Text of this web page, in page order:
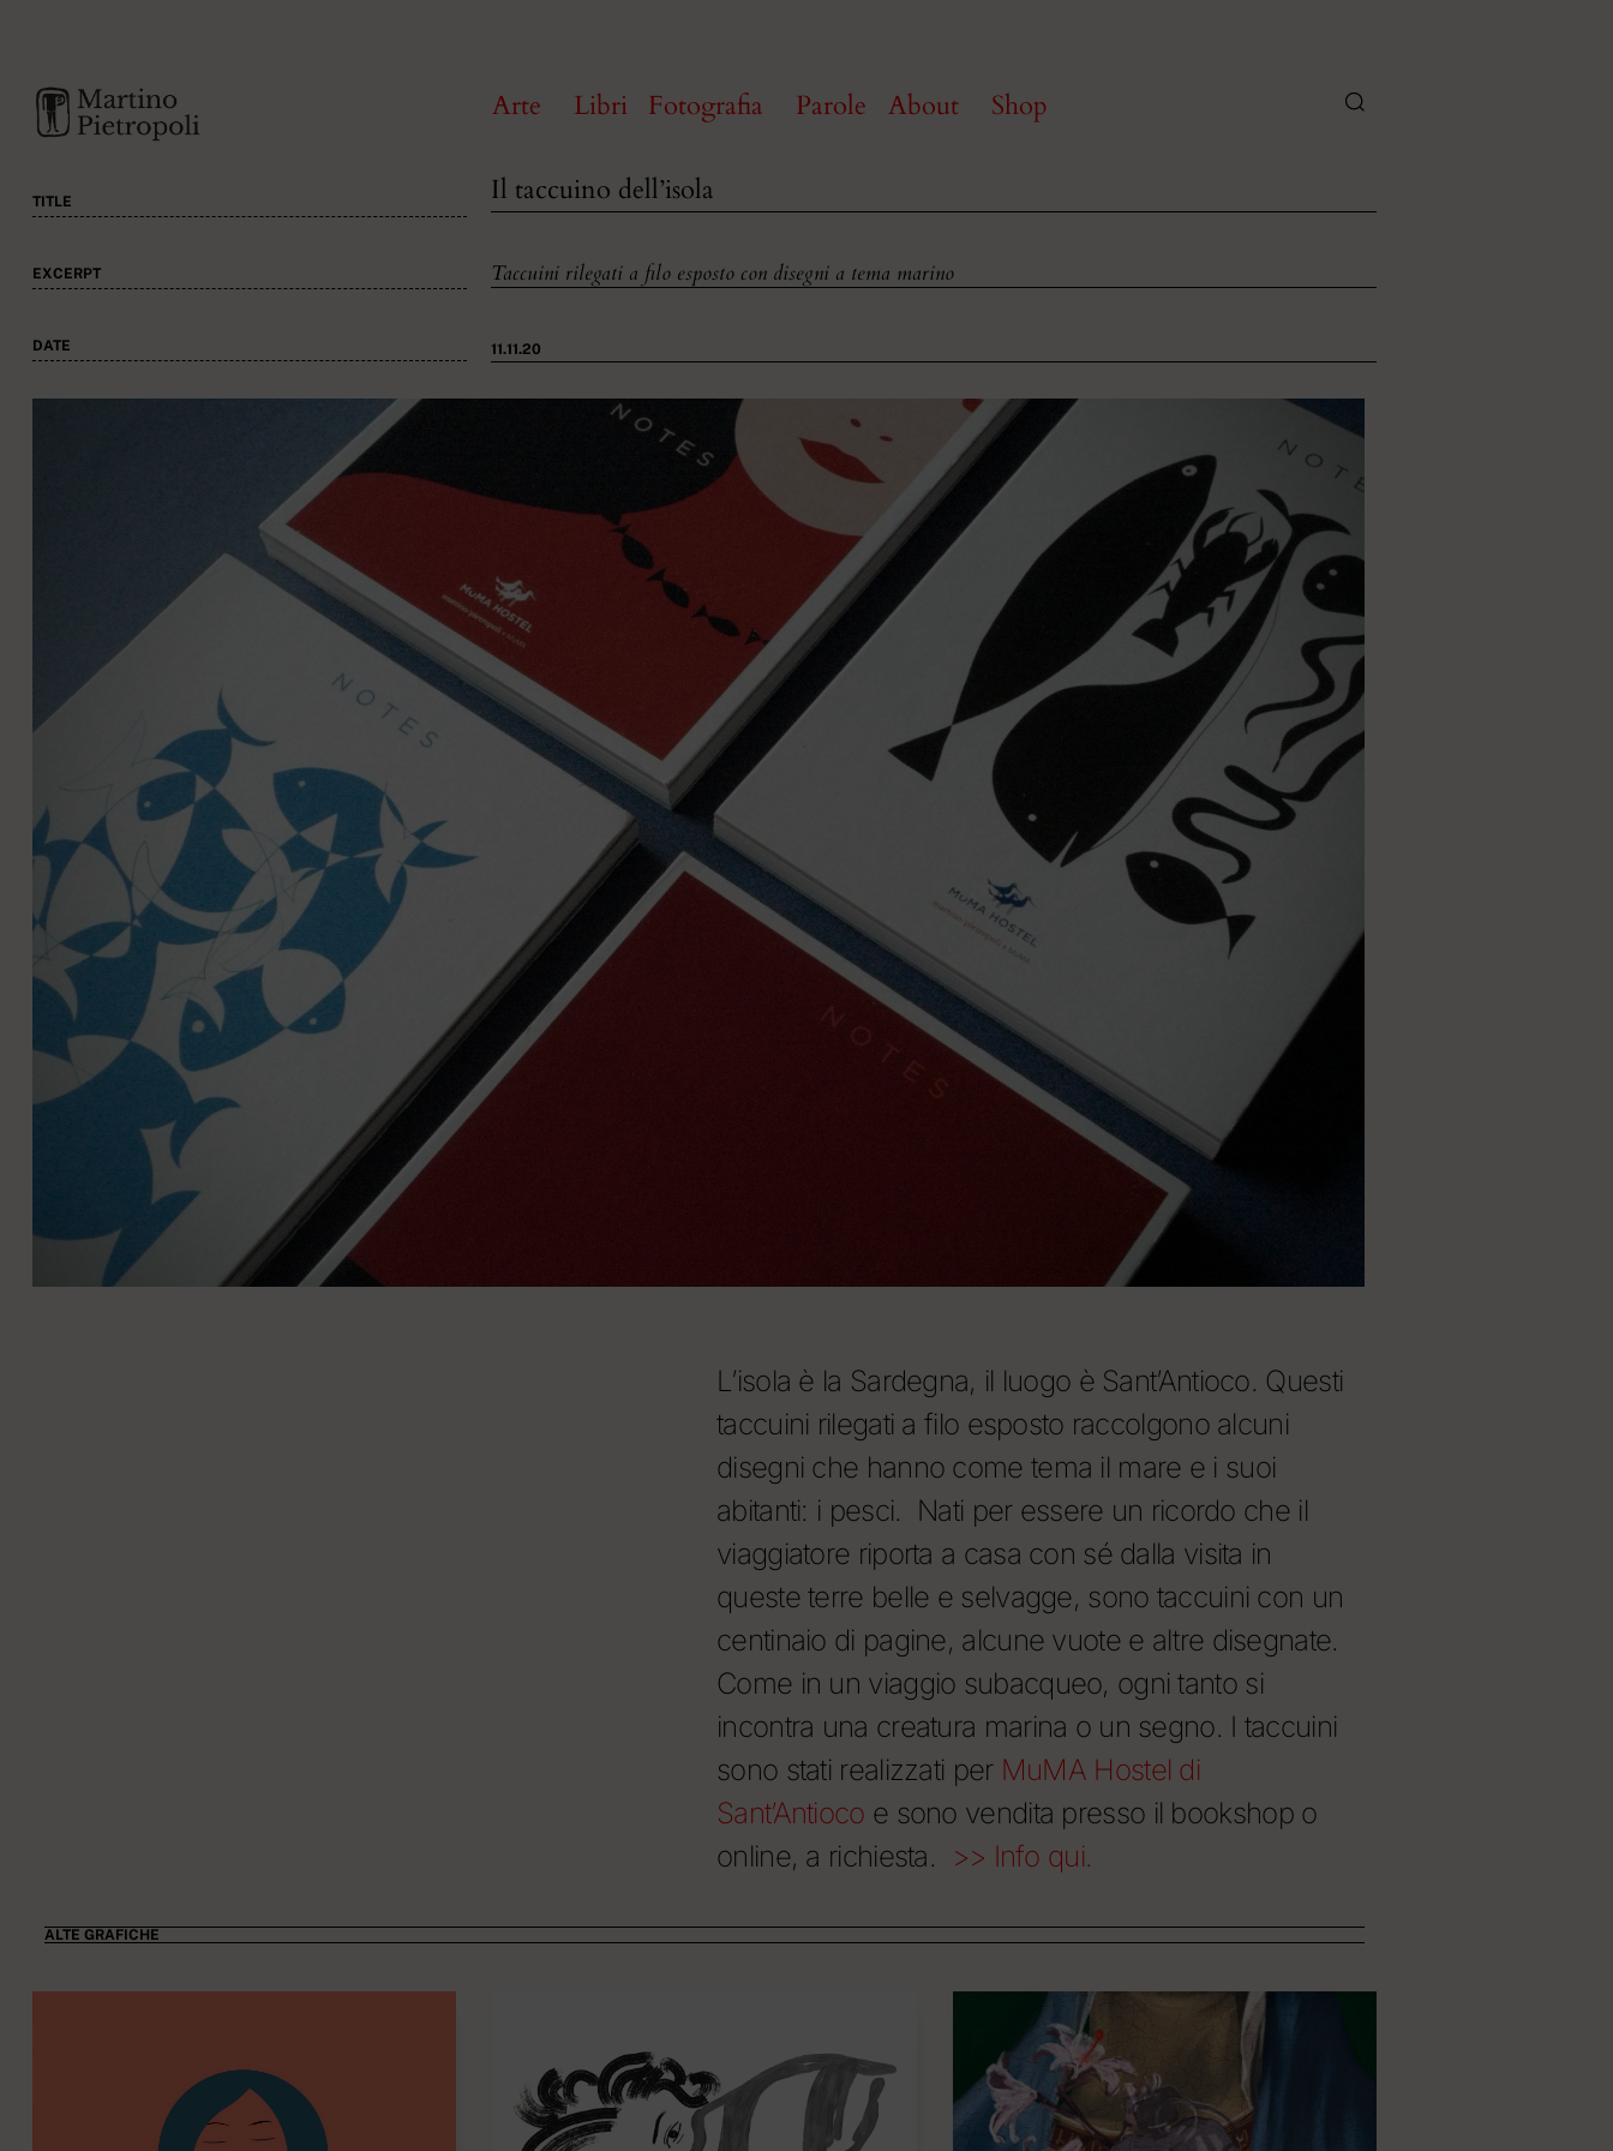
Arte Libri Fotografia Parole About Shop
TITLE Il taccuino dell’isola
EXCERPT Taccuini rilegati a filo esposto con disegni a tema marino
DATE 11.11.20
L’isola è la Sardegna, il luogo è Sant’Antioco. Questi
taccuini rilegati a filo esposto raccolgono alcuni
disegni che hanno come tema il mare e i suoi
abitanti: i pesci. Nati per essere un ricordo che il
viaggiatore riporta a casa con sé dalla visita in
queste terre belle e selvagge, sono taccuini con un
centinaio di pagine, alcune vuote e altre disegnate.
Come in un viaggio subacqueo, ogni tanto si
incontra una creatura marina o un segno. I taccuini
sono stati realizzati per MuMA Hostel di
Sant’Antioco e sono vendita presso il bookshop o
online, a richiesta.
>> Info qui.
ALTE GRAFICHE